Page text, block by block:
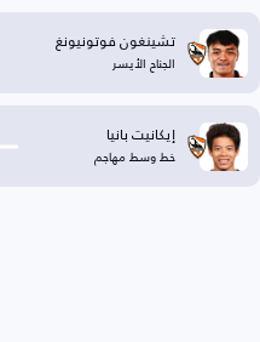
تشينغون فوتونيونغ
الجناح الأيسر
إيكانيت بانيا
خط وسط مهاجم